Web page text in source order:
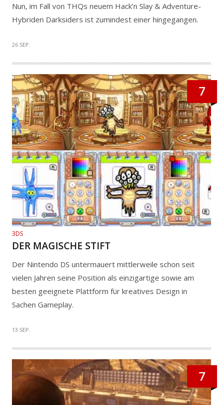
Nun, im Fall von THQs neuem Hack’n Slay & Adventure-
Hybriden Darksiders ist zumindest einer hingegangen.
26 SEP.
7
3DS
DER MAGISCHE STIFT
Der Nintendo DS untermauert mittlerweile schon seit
vielen Jahren seine Position als einzigartige sowie am
besten geeignete Plattform für kreatives Design in
Sachen Gameplay.
13 SEP.
7